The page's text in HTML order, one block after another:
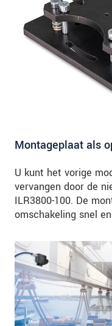
Montageplaat als
U kunt het vorige
vervangen door de
ILR3800-100. De
omschakeling snel